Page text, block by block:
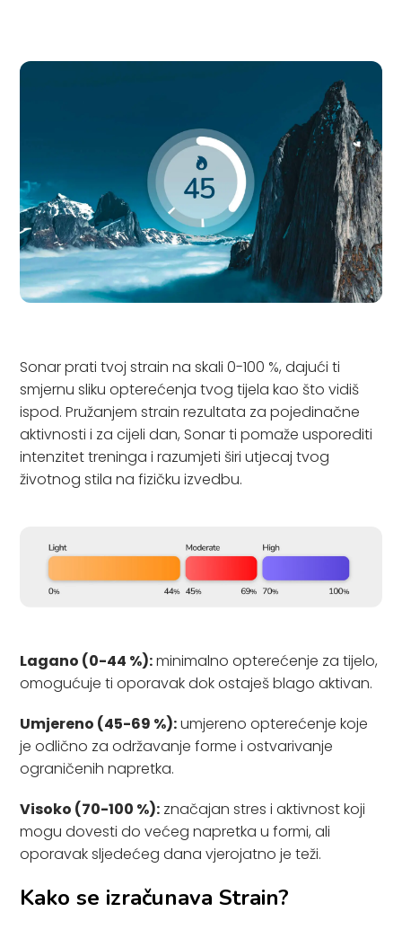
Sonar prati tvoj strain na skali 0-100 %, dajući ti
smjernu sliku opterećenja tvog tijela kao što vidiš
ispod. Pružanjem strain rezultata za pojedinačne
aktivnosti i za cijeli dan, Sonar ti pomaže usporediti
intenzitet treninga i razumjeti širi utjecaj tvog
životnog stila na fizičku izvedbu.
Lagano (0-44 %):minimalno opterećenje za tijelo,
omogućuje ti oporavak dok ostaješ blago aktivan.
Umjereno (45-69 %):umjereno opterećenje koje
je odlično za održavanje forme i ostvarivanje
ograničenih napretka.
Visoko (70-100 %): značajan stres i aktivnost koji
mogu dovesti do većeg napretka u formi, ali
oporavak sljedećeg dana vjerojatno je teži.
Kako se izračunava Strain?